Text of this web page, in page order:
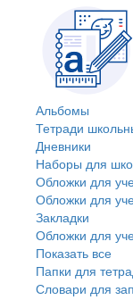
Альбомы
Тетради
Дневники
Наборы для
Обложки для
Обложки для
Закладки
Обложки для
Показать все
Папки для
Словари для